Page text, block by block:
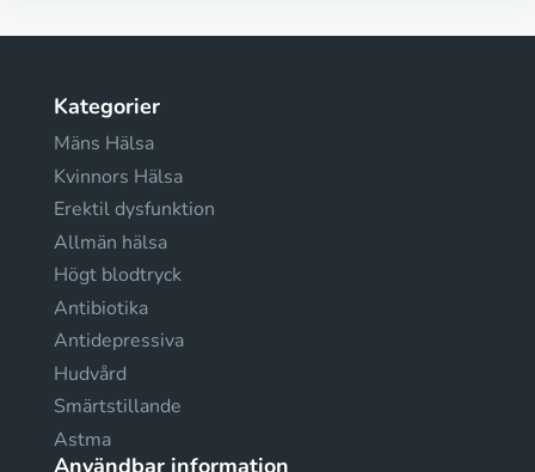
Kategorier
Mäns Hälsa
Kvinnors Hälsa
Erektil dysfunktion
Allmän hälsa
Högt blodtryck
Antibiotika
Antidepressiva
Hudvård
Smärtstillande
Astma
Användbar information